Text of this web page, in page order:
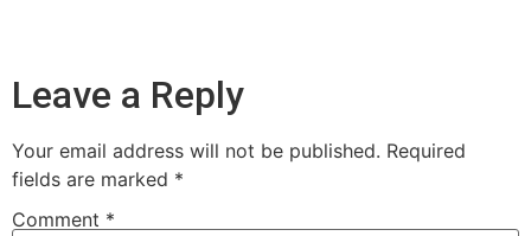
Leave a Reply
Your email address will not be published. Required
fields are marked *
Comment *